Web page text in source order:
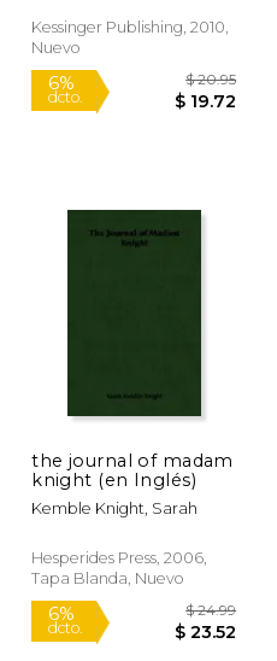
6%
dcto.
Kessinger Publishing, 2010,
Nuevo
the journal of madam
knight (en Inglés)
Kemble Knight, Sarah
Hesperides Press, 2006,
Tapa Blanda, Nuevo